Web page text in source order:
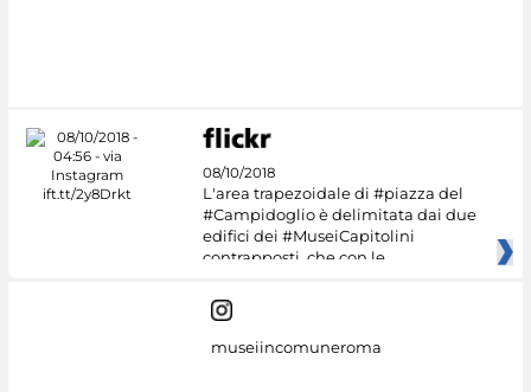
08/10/2018
L'area trapezoidale di #piazza del
#Campidoglio è delimitata dai due
edifici dei #MuseiCapitolini
contrapposti, che con le
museiincomuneroma